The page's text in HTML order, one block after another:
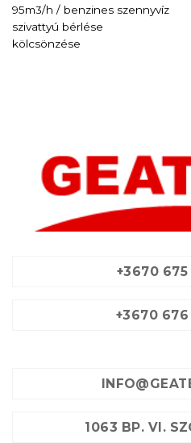
95m3/h / benzines szennyvíz
szivattyú bérlése
kölcsönzése
+3670 675
+3670 676
1063 BP. VI.